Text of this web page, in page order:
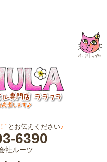
" とお伝えください♪
6390
社ルーツ